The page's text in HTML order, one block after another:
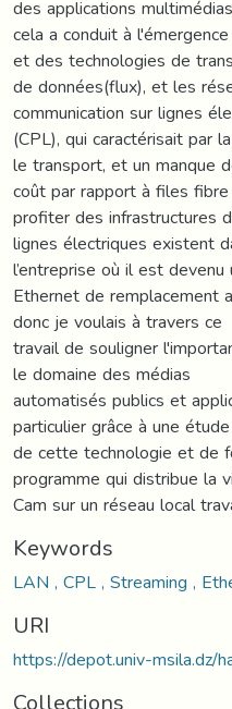
des applications
cela a conduit à
et des technologies de
de données(flux), et les
communication sur lignes
(CPL), qui caractérisait par
le transport, et un manque
coût par rapport à files
profiter des infrastructures
lignes électriques existent
l’entreprise où il est devenu
Ethernet de remplacement
donc je voulais à travers ce
travail de souligner
le domaine des médias
automatisés publics et
particulier grâce à une
de cette technologie et de
programme qui distribue la
Cam sur un réseau local
Keywords
LAN , CPL , Streaming ,
URI
https://depot.univ-msila.dz/